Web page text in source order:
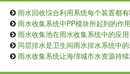
雨水回收综合利用系统每个装置都
雨水收集系统中PP模块所起到的作用
雨水收集池在雨水收集系统中的应用
同层排水是卫生间雨水排水系统中
雨水收集系统让海绵城市水资源持